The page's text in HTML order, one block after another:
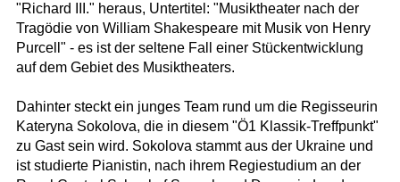
"Richard III." heraus, Untertitel: "Musiktheater nach der
Tragödie von William Shakespeare mit Musik von Henry
Purcell" - es ist der seltene Fall einer Stückentwicklung
auf dem Gebiet des Musiktheaters.
Dahinter steckt ein junges Team rund um die Regisseurin
Kateryna Sokolova, die in diesem "Ö1 Klassik-Treffpunkt"
zu Gast sein wird. Sokolova stammt aus der Ukraine und
ist studierte Pianistin, nach ihrem Regiestudium an der